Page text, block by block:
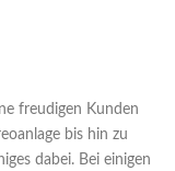
freudigen Kunden
bis hin zu
dabei. Bei einigen